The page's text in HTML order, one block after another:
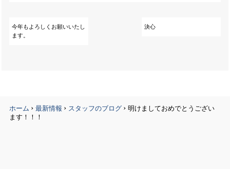
今年もよろしくお願いいたし
ます。
決心
ホーム › 最新情報 › スタッフのブログ › 明けましておめでとうござい
ます！！！